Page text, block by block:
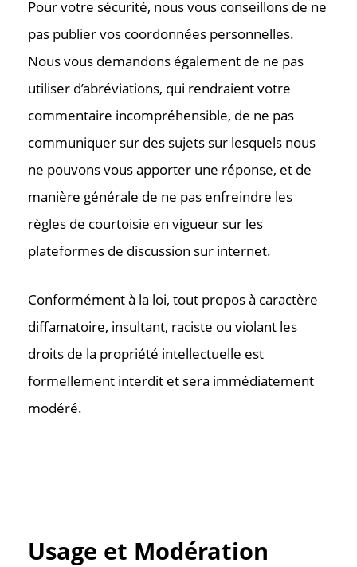
Où nous
Pour votre sécurité, nous vous conseillons de ne
pas publier vos coordonnées personnelles.
Nous vous demandons également de ne pas
utiliser d’abréviations, qui rendraient votre
commentaire incompréhensible, de ne pas
communiquer sur des sujets sur lesquels nous
ne pouvons vous apporter une réponse, et de
manière générale de ne pas enfreindre les
règles de courtoisie en vigueur sur les
plateformes de discussion sur internet.
Conformément à la loi, tout propos à caractère
diffamatoire, insultant, raciste ou violant les
droits de la propriété intellectuelle est
formellement interdit et sera immédiatement
modéré.
Usage et Modération